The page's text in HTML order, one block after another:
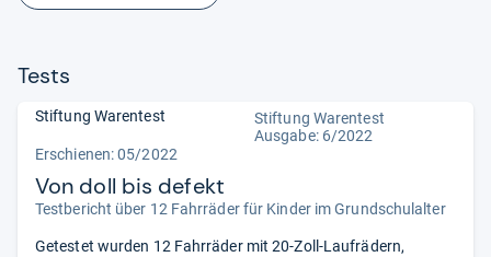
Tests
Stiftung Warentest
Stiftung Warentest
Ausgabe: 6/2022
Erschienen: 05/2022
Von doll bis defekt
Testbericht über 12 Fahrräder für Kinder im Grundschulalter
Getestet wurden 12 Fahrräder mit 20-Zoll-Laufrädern,